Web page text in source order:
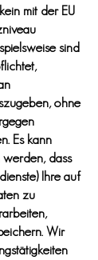
mit der EU
sind
ohne
Es kann
werden, dass
Ihre auf
zu
Wir